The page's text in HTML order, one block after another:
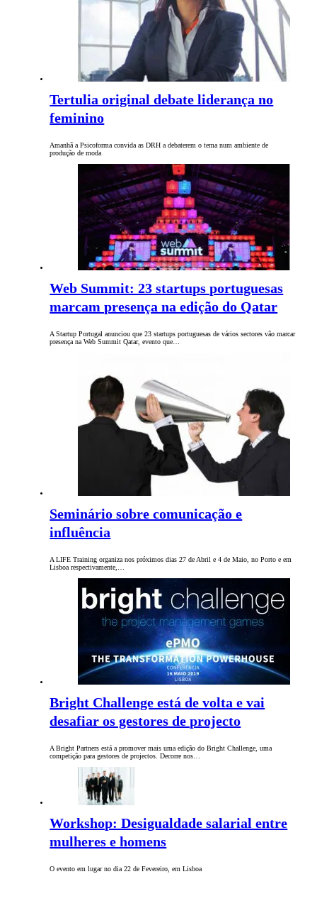
Tertulia original debate liderança no
feminino
Amanhã a Psicoforma convida as DRH a debaterem o tema num ambiente de
produção de moda
Web Summit: 23 startups portuguesas
marcam presença na edição do Qatar
A Startup Portugal anunciou que 23 startups portuguesas de vários sectores vão marcar
presença na Web Summit Qatar, evento que…
Seminário sobre comunicação e
influência
A LIFE Training organiza nos próximos dias 27 de Abril e 4 de Maio, no Porto e em
Lisboa respectivamente,…
Bright Challenge está de volta e vai
desafiar os gestores de projecto
A Bright Partners está a promover mais uma edição do Bright Challenge, uma
competição para gestores de projectos. Decorre nos…
Workshop: Desigualdade salarial entre
mulheres e homens
O evento em lugar no dia 22 de Fevereiro, em Lisboa